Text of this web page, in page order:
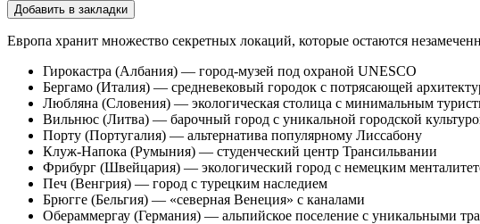
Добавить в закладки
Европа хранит множество секретных локаций, которые остаются
Гирокастра (Албания) — город-музей под охраной UNESCO
Бергамо (Италия) — средневековый городок с потрясающей
Любляна (Словения) — экологическая столица с минимальным
Вильнюс (Литва) — барочный город с уникальной городской
Порту (Португалия) — альтернатива популярному Лиссабону
Клуж-Напока (Румыния) — студенческий центр Трансильвании
Фрибург (Швейцария) — экологический город с немецким
Печ (Венгрия) — город с турецким наследием
Брюгге (Бельгия) — «северная Венеция» с каналами
Обераммергау (Германия) — альпийское поселение с уникальными